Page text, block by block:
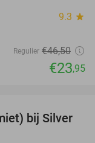
9.3 star
Regulier €46,50
€23,95
19%
bij Silver